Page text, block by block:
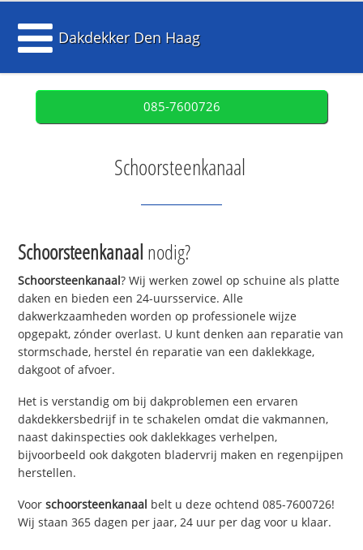
Dakdekker Den Haag
085-7600726
Schoorsteenkanaal
Schoorsteenkanaal nodig?
Schoorsteenkanaal? Wij werken zowel op schuine als platte
daken en bieden een 24-uursservice. Alle
dakwerkzaamheden worden op professionele wijze
opgepakt, zónder overlast. U kunt denken aan reparatie van
stormschade, herstel én reparatie van een daklekkage,
dakgoot of afvoer.
Het is verstandig om bij dakproblemen een ervaren
dakdekkersbedrijf in te schakelen omdat die vakmannen,
naast dakinspecties ook daklekkages verhelpen,
bijvoorbeeld ook dakgoten bladervrij maken en regenpijpen
herstellen.
Voorschoorsteenkanaal belt u deze ochtend 085-7600726!
Wij staan 365 dagen per jaar, 24 uur per dag voor u klaar.